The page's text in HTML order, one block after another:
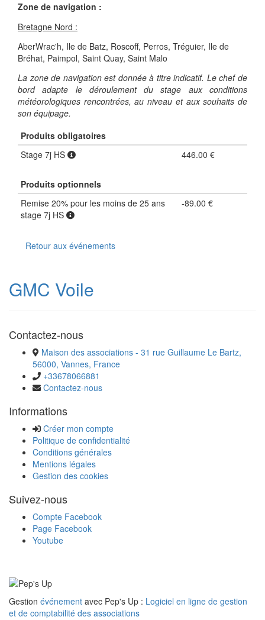
Zone de navigation :
Bretagne Nord :
AberWrac'h, Ile de Batz, Roscoff, Perros, Tréguier, Ile de
Bréhat, Paimpol, Saint Quay, Saint Malo
La zone de navigation est donnée à titre indicatif. Le chef de
bord adapte le déroulement du stage aux conditions
météorologiques rencontrées, au niveau et aux souhaits de
son équipage.
Produits obligatoires
Stage 7j HS
446.00 €
Produits optionnels
Remise 20% pour les moins de 25 ans
stage 7j HS
-89.00 €
Retour aux événements
GMC Voile
Contactez-nous
Maison des associations - 31 rue Guillaume Le Bartz,
56000, Vannes, France
+33678066881
Contactez-nous
Informations
Créer mon compte
Politique de confidentialité
Conditions générales
Mentions légales
Gestion des cookies
Suivez-nous
Compte Facebook
Page Facebook
Youtube
Gestion événement avec Pep's Up : Logiciel en ligne de gestion
et de comptabilité des associations